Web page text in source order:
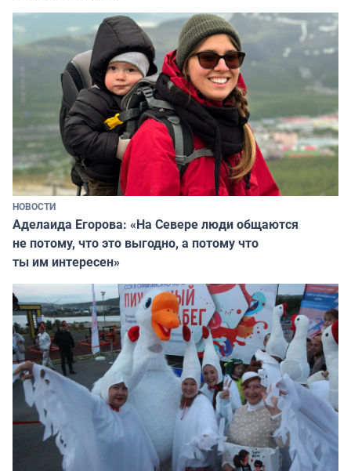
НОВОСТИ
Аделаида Егорова: «На Севере люди общаются
не потому, что это выгодно, а потому что
ты им интересен»